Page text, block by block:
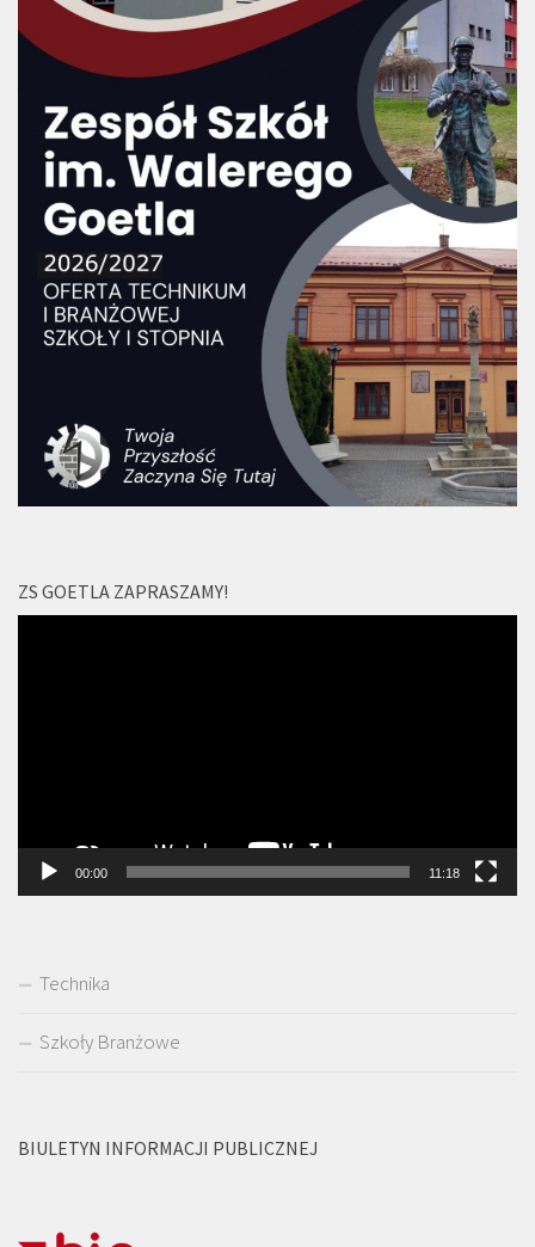
ZS GOETLA ZAPRASZAMY!
00:00 11:18
Technika
Szkoły Branżowe
BIULETYN INFORMACJI PUBLICZNEJ